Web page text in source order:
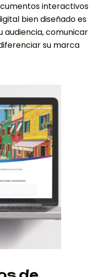
interactivos
bien diseñado es
audiencia, comunicar
su marca